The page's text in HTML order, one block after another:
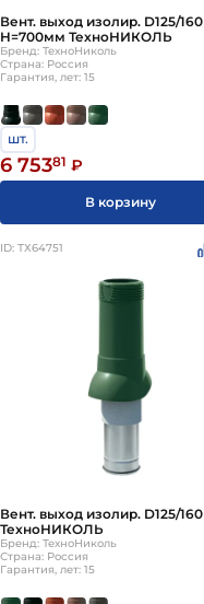
Вент. выход изолир. D125/160
H=700мм ТехноНИКОЛЬ
Бренд: ТехноНиколь
Страна: Россия
Гарантия, лет: 15
шт.
6 75381 ₽
В корзину
ID: ТХ64751
Вент. выход изолир. D125/160
ТехноНИКОЛЬ
Бренд: ТехноНиколь
Страна: Россия
Гарантия, лет: 15